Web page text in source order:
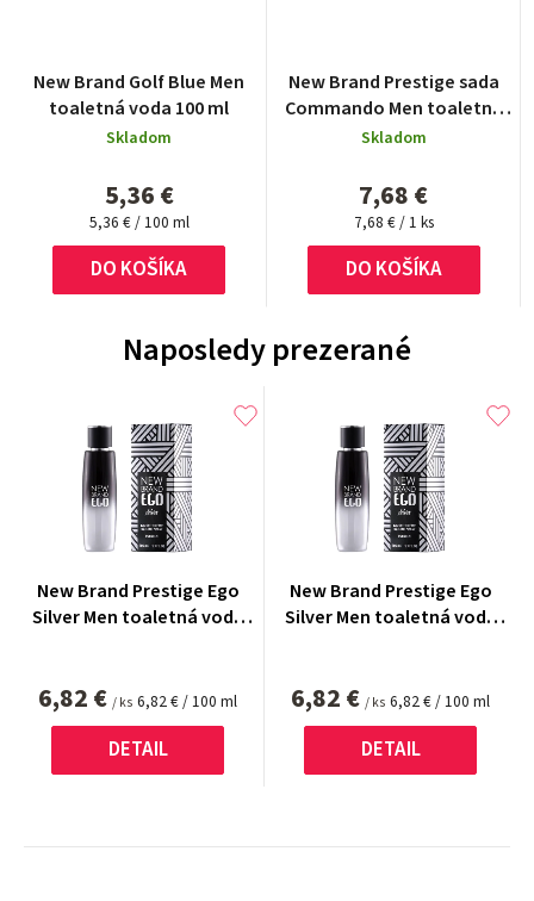
New Brand Golf Blue Men
toaletná voda 100 ml
Skladom
5,36 €
Jednotková
cena:
5,36 € / 100 ml
DO KOŠÍKA
New Brand Prestige sada
Commando Men toaletná
voda 100 ml + 15 ml +
shave 130 ml
Skladom
7,68 €
Jednotková
cena:
7,68 € / 1 ks
DO KOŠÍKA
Naposledy prezerané
New Brand Prestige Ego
Silver Men toaletná voda
6,82 € / ks Jednotková
cena:
6,82 € / 100 ml
DETAIL
New Brand Prestige Ego
Silver Men toaletná voda
6,82 € / ks Jednotková
cena:
6,82 € / 100 ml
DETAIL